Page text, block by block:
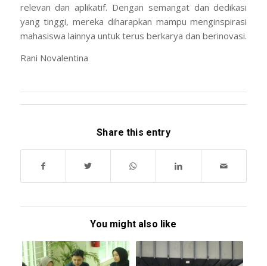
relevan dan aplikatif. Dengan semangat dan dedikasi
yang tinggi, mereka diharapkan mampu menginspirasi
mahasiswa lainnya untuk terus berkarya dan berinovasi.
Rani Novalentina
Share this entry
You might also like